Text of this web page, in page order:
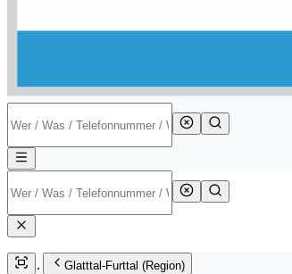
Glatttal-Furttal (Region)